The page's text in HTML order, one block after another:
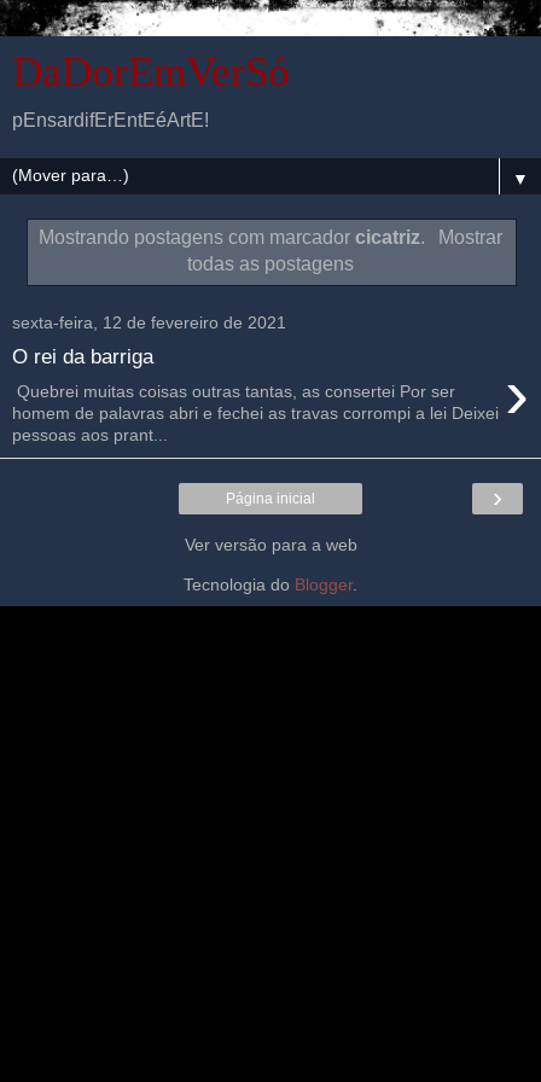
DaDorEmVerSó
pEnsardifErEntEéArtE!
▼
Mostrando postagens com marcadorcicatriz.
Mostrar
todas as postagens
sexta-feira, 12 de fevereiro de 2021
O rei da barriga ›
Quebrei muitas coisas outras tantas, as consertei Por ser
homem de palavras abri e fechei as travas corrompi a lei Deixei
pessoas aos prant...
›
Página inicial
Ver versão para a web
Tecnologia do Blogger.